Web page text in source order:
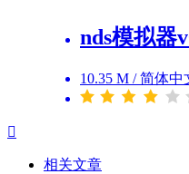
nds模拟器
10.35 M / 简体中
相关文章